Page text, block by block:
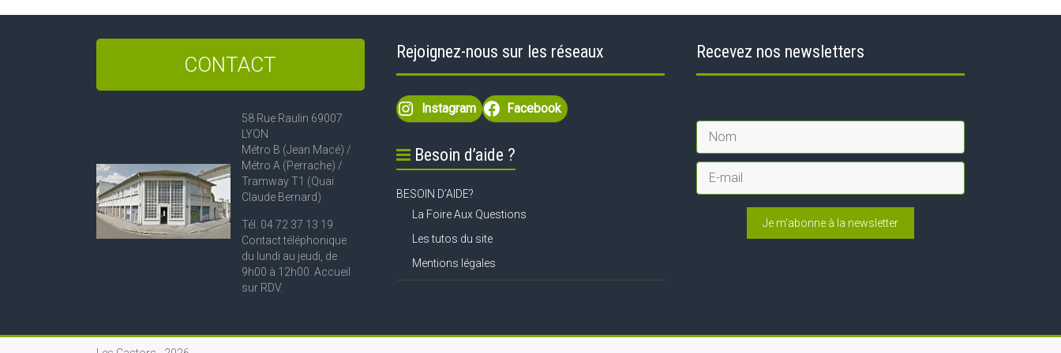
CONTACT
58 Rue Raulin 69007
LYON
Métro B (Jean Macé) /
Métro A (Perrache) /
Tramway T1 (Quai
Claude Bernard)
Tél. 04 72 37 13 19
Contact téléphonique
du lundi au jeudi, de
9h00 à 12h00. Accueil
sur RDV.
Rejoignez-nous sur les réseaux
Instagram Facebook
Besoin d’aide ?
BESOIN D’AIDE?
La Foire Aux Questions
Les tutos du site
Mentions légales
Recevez nos newsletters
Je m'abonne à la newsletter